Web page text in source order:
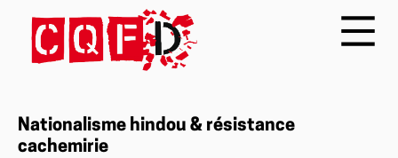
Nationalisme hindou & résistance
cachemirie